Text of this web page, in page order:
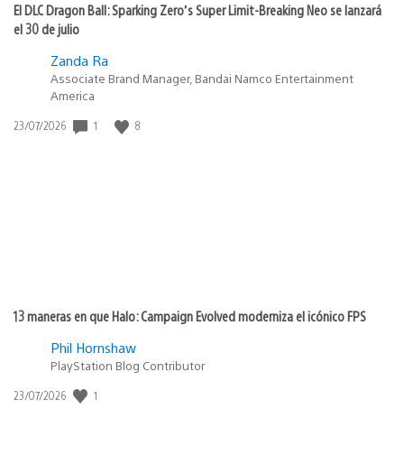
El DLC Dragon Ball: Sparking Zero’s Super Limit-Breaking Neo se lanzará
el 30 de julio
Zanda Ra
Associate Brand Manager, Bandai Namco Entertainment
America
Fecha
23/07/2026 1 8
13 maneras en que Halo: Campaign Evolved moderniza el icónico FPS
Phil Hornshaw
PlayStation Blog Contributor
Fecha
23/07/2026 1